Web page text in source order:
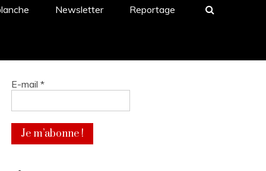
Newsletter Reportage
E-mail *